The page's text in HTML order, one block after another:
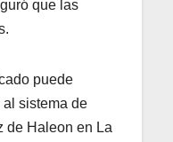
que las
puede
sistema de
de Haleon en La